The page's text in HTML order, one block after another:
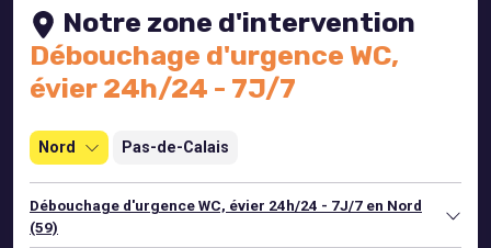
Notre zone d'intervention
Débouchage d'urgence WC,
évier 24h/24 - 7J/7
Nord Pas-de-Calais
Débouchage d'urgence WC, évier 24h/24 - 7J/7 en Nord
(59)